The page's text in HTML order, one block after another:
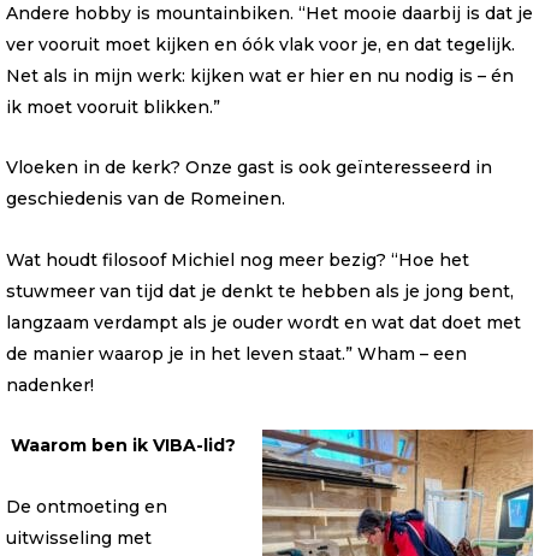
Andere hobby is mountainbiken. “Het mooie daarbij is dat je
ver vooruit moet kijken en óók vlak voor je, en dat tegelijk.
Net als in mijn werk: kijken wat er hier en nu nodig is – én
ik moet vooruit blikken.”
Vloeken in de kerk? Onze gast is ook geïnteresseerd in
geschiedenis van de Romeinen.
Wat houdt filosoof Michiel nog meer bezig? “Hoe het
stuwmeer van tijd dat je denkt te hebben als je jong bent,
langzaam verdampt als je ouder wordt en wat dat doet met
de manier waarop je in het leven staat.” Wham – een
nadenker!
Waarom ben ik VIBA-lid?
De ontmoeting en
uitwisseling met